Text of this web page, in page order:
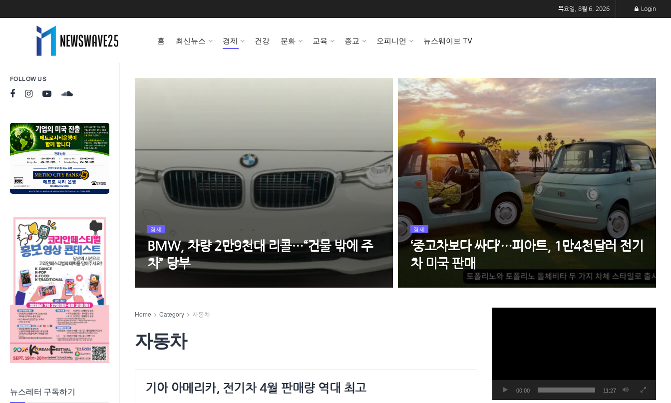
FOLLOW US
뉴스레터 구독하기
목요일, 8월 6, 2026 Login
홈 최신뉴스 경제 건강 문화 교육 종교 오피니언 뉴스웨이브 TV
경제
BMW, 차량 2만9천대 리콜…“건물 밖에 주
차” 당부
경제
‘중고차보다 싸다’…피아트, 1만4천달러 전기
차 미국 판매
Home Category 자동차
자동차
기아 아메리카, 전기차 4월 판매량 역대 최고 00:00 11:27